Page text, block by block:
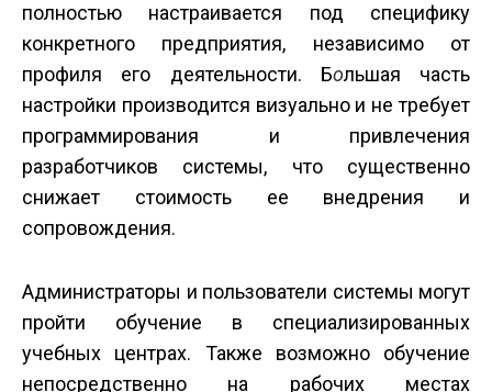
полностью настраивается под специфику
конкретного предприятия, независимо от
профиля его деятельности. Большая часть
настройки производится визуально и не требует
программирования и привлечения
разработчиков системы, что существенно
снижает стоимость ее внедрения и
сопровождения.
Администраторы и пользователи системы могут
пройти обучение в специализированных
учебных центрах. Также возможно обучение
непосредственно на рабочих местах